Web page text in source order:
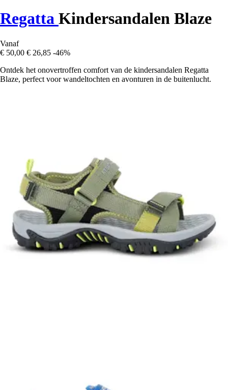
Regatta Kindersandalen Blaze
Vanaf
€ 50,00 € 26,85 -46%
Ontdek het onovertroffen comfort van de kindersandalen Regatta
Blaze, perfect voor wandeltochten en avonturen in de buitenlucht.